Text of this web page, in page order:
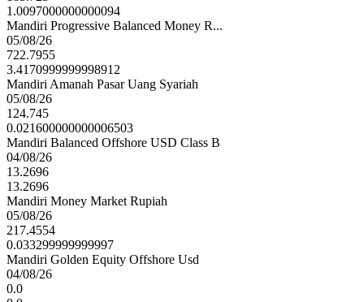
1.0097000000000094
Mandiri Progressive Balanced Money R...
05/08/26
722.7955
3.4170999999998912
Mandiri Amanah Pasar Uang Syariah
05/08/26
124.745
0.021600000000006503
Mandiri Balanced Offshore USD Class B
04/08/26
13.2696
13.2696
Mandiri Money Market Rupiah
05/08/26
217.4554
0.033299999999997
Mandiri Golden Equity Offshore Usd
04/08/26
0.0